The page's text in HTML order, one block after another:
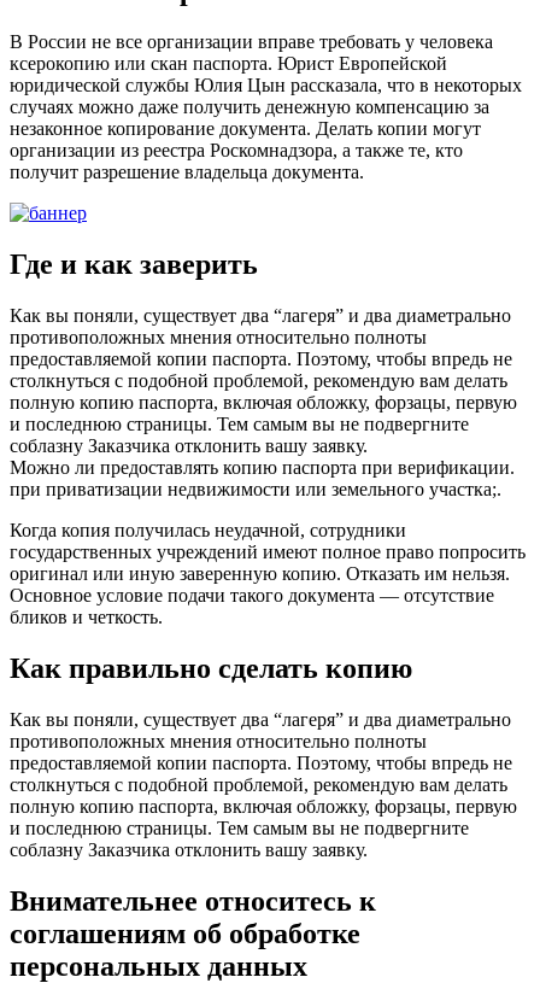
В России не все организации вправе требовать у человека
ксерокопию или скан паспорта. Юрист Европейской
юридической службы Юлия Цын рассказала, что в некоторых
случаях можно даже получить денежную компенсацию за
незаконное копирование документа. Делать копии могут
организации из реестра Роскомнадзора, а также те, кто
получит разрешение владельца документа.
Где и как заверить
Как вы поняли, существует два “лагеря” и два диаметрально
противоположных мнения относительно полноты
предоставляемой копии паспорта. Поэтому, чтобы впредь не
столкнуться с подобной проблемой, рекомендую вам делать
полную копию паспорта, включая обложку, форзацы, первую
и последнюю страницы. Тем самым вы не подвергните
соблазну Заказчика отклонить вашу заявку.
Можно ли предоставлять копию паспорта при верификации.
при приватизации недвижимости или земельного участка;.
Когда копия получилась неудачной, сотрудники
государственных учреждений имеют полное право попросить
оригинал или иную заверенную копию. Отказать им нельзя.
Основное условие подачи такого документа — отсутствие
бликов и четкость.
Как правильно сделать копию
Как вы поняли, существует два “лагеря” и два диаметрально
противоположных мнения относительно полноты
предоставляемой копии паспорта. Поэтому, чтобы впредь не
столкнуться с подобной проблемой, рекомендую вам делать
полную копию паспорта, включая обложку, форзацы, первую
и последнюю страницы. Тем самым вы не подвергните
соблазну Заказчика отклонить вашу заявку.
Внимательнее относитесь к
соглашениям об обработке
персональных данных